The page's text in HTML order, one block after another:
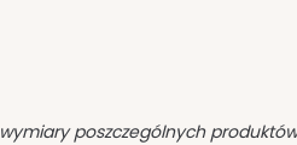
poszczególnych